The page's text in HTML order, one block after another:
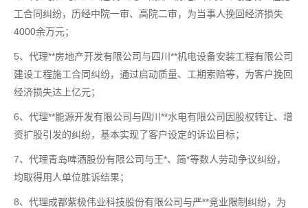
工合同纠纷，历经中院一审、高院二审，为当事人挽回经济损失
4000余万元；
5、代理**房地产开发有限公司与四川**机电设备安装工程有限公司
建设工程施工合同纠纷，通过启动质量、工期索赔等，为客户挽回
经济损失达上亿元；
6、代理**能源开发有限公司与四川**水电有限公司因股权转让、增
资扩股引发的纠纷，基本实现了客户设定的诉讼目标；
7、代理青岛啤酒股份有限公司与王*、简*等数人劳动争议纠纷，
均取得用人单位胜诉结果；
8、代理成都紫极伟业科技股份有限公司与严**竞业限制纠纷，为